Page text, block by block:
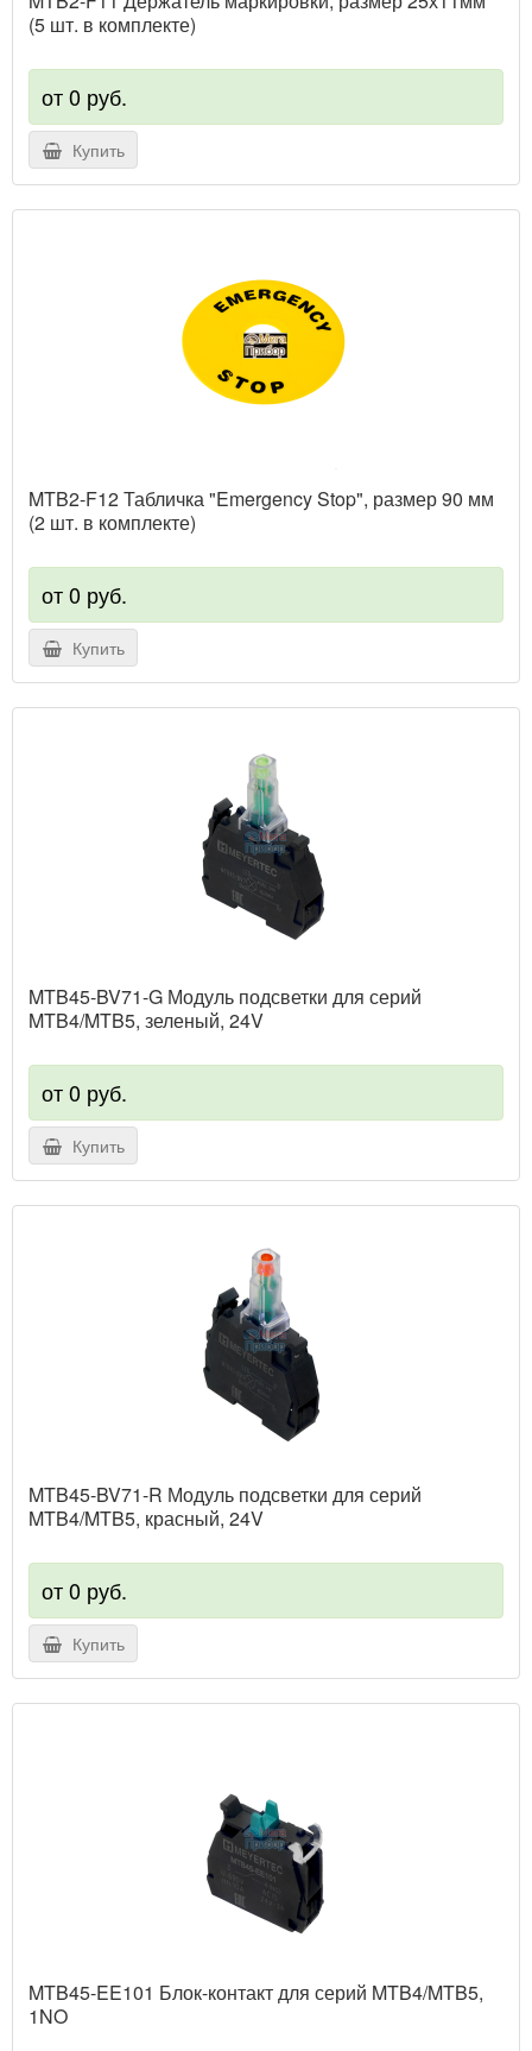
(5 шт. в комплекте)
от 0 руб.
Купить
MTB2-F12 Табличка "Emergency Stop", размер 90 мм
(2 шт. в комплекте)
от 0 руб.
Купить
MTB45-BV71-G Модуль подсветки для серий
MTB4/MTB5, зеленый, 24V
от 0 руб.
Купить
MTB45-BV71-R Модуль подсветки для серий
MTB4/MTB5, красный, 24V
от 0 руб.
Купить
MTB45-EE101 Блок-контакт для серий MTB4/MTB5,
1NO